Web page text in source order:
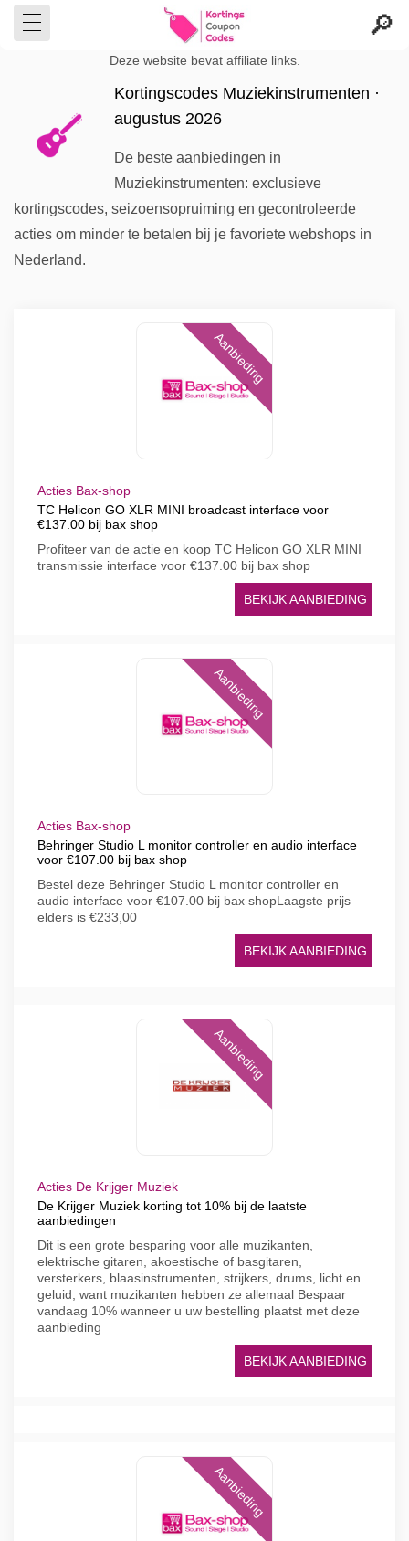
Deze website bevat affiliate links.
Kortingscodes Muziekinstrumenten ·
augustus 2026
De beste aanbiedingen in
Muziekinstrumenten: exclusieve
kortingscodes, seizoensopruiming en gecontroleerde
acties om minder te betalen bij je favoriete webshops in
Nederland.
Aanbieding
Acties Bax-shop
TC Helicon GO XLR MINI broadcast interface voor
€137.00 bij bax shop
Profiteer van de actie en koop TC Helicon GO XLR MINI
transmissie interface voor €137.00 bij bax shop
BEKIJK AANBIEDING
Aanbieding
Acties Bax-shop
Behringer Studio L monitor controller en audio interface
voor €107.00 bij bax shop
Bestel deze Behringer Studio L monitor controller en
audio interface voor €107.00 bij bax shopLaagste prijs
elders is €233,00
BEKIJK AANBIEDING
Aanbieding
Acties De Krijger Muziek
De Krijger Muziek korting tot 10% bij de laatste
aanbiedingen
Dit is een grote besparing voor alle muzikanten,
elektrische gitaren, akoestische of basgitaren,
versterkers, blaasinstrumenten, strijkers, drums, licht en
geluid, want muzikanten hebben ze allemaal Bespaar
vandaag 10% wanneer u uw bestelling plaatst met deze
aanbieding
BEKIJK AANBIEDING
Aanbieding